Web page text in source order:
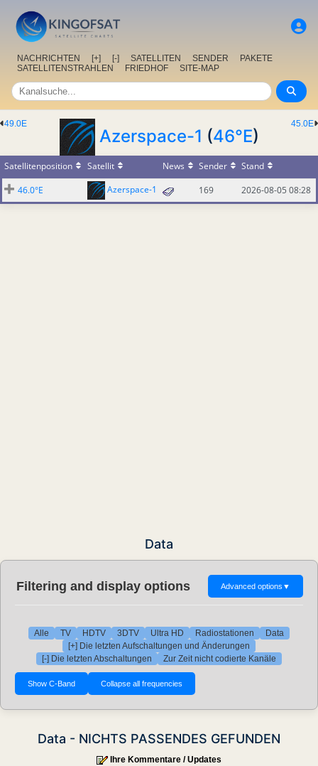
NACHRICHTEN [+] [-] SATELLITEN SENDER
PAKETE
SATELLITENSTRAHLEN
FRIEDHOF SITE-MAP
45.0E
49.0E
Azerspace-1 (46°E)
Satellitenposition Satellit News Sender
Stand
46.0°E
Azerspace-1 169 2026-08-05 08:28
Data
Filtering and display options Advanced options ▼
Alle TV HDTV 3DTV Ultra HD Radiostationen
Data
[+] Die letzten Aufschaltungen und Änderungen
[-] Die letzten Abschaltungen
Zur Zeit nicht codierte Kanäle
Data - NICHTS PASSENDES GEFUNDEN
Ihre Kommentare / Updates